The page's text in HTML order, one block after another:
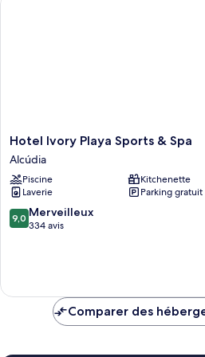
Hotel
Ivory
Playa
Sports
&
Spa
Alcúdia
Hotel Ivory Playa Sports & Spa
Alcúdia
Piscine
Kitchenette
Laverie
Parking gratuit
9.0
sur
9,0 Merveilleux
334 avis
Comparer des